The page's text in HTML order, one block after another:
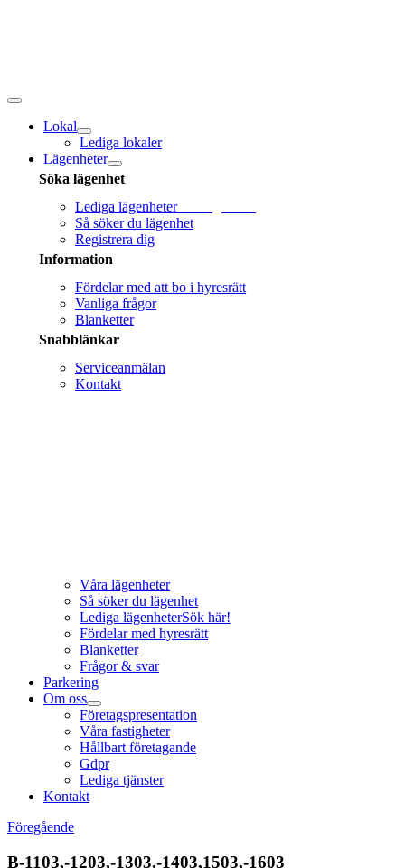
Toggle
navigation
Lokal
Lediga lokaler
Lägenheter
Söka lägenhet
Lediga lägenheterSök lägenhet!
Så söker du lägenhet
Registrera dig
Information
Fördelar med att bo i hyresrätt
Vanliga frågor
Blanketter
Snabblänkar
Serviceanmälan
Kontakt
Våra lägenheter
Så söker du lägenhet
Lediga lägenheterSök här!
Fördelar med hyresrätt
Blanketter
Frågor & svar
Parkering
Om oss
Företagspresentation
Våra fastigheter
Hållbart företagande
Gdpr
Lediga tjänster
Kontakt
Föregående
B-1103,-1203,-1303,-1403,1503,-1603